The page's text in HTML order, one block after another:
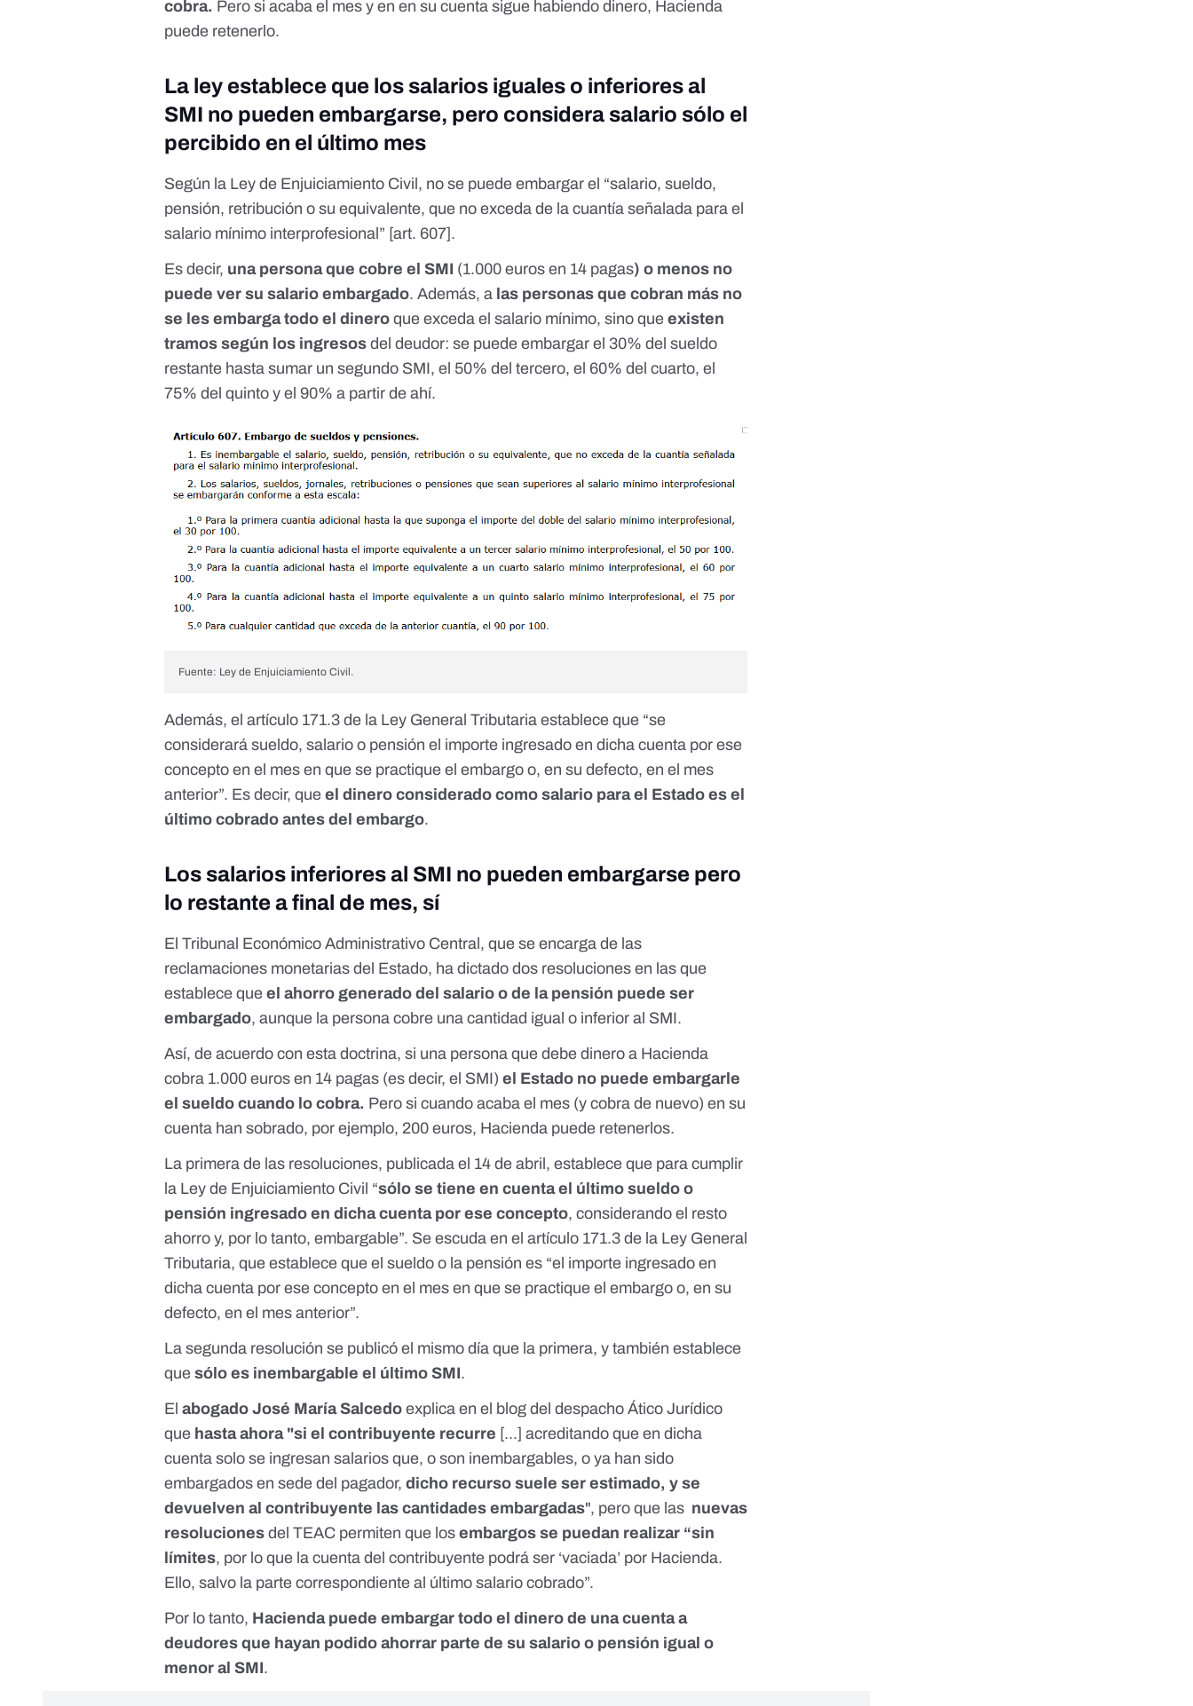
cobra. Pero si acaba el mes y en en su cuenta sigue habiendo dinero, Hacienda
puede retenerlo.
La ley establece que los salarios iguales o inferiores al
SMI no pueden embargarse, pero considera salario sólo el
percibido en el último mes
Según la Ley de Enjuiciamiento Civil, no se puede embargar el “salario, sueldo,
pensión, retribución o su equivalente, que no exceda de la cuantía señalada para el
salario mínimo interprofesional” [art. 607].
Es decir, una persona que cobre el SMI (1.000 euros en 14 pagas) o menos no
puede ver su salario embargado. Además, a las personas que cobran más no
se les embarga todo el dinero que exceda el salario mínimo, sino que existen
tramos según los ingresosdel deudor: se puede embargar el 30% del sueldo
restante hasta sumar un segundo SMI, el 50% del tercero, el 60% del cuarto, el
75% del quinto y el 90% a partir de ahí.
Fuente: Ley de Enjuiciamiento Civil.
Además, elartículo 171.3 de la Ley General Tributaria establece que “se
considerará sueldo, salario o pensión el importe ingresado en dicha cuenta por ese
concepto en el mes en que se practique el embargo o, en su defecto, en el mes
anterior”. Es decir, queel dinero considerado como salario para el Estado es el
último cobrado antes del embargo.
Los salarios inferiores al SMI no pueden embargarse pero
lo restante a final de mes, sí
El Tribunal Económico Administrativo Central, que se encarga de las
reclamaciones monetarias del Estado, ha dictado dos resoluciones en las que
establece queel ahorro generado del salario o de la pensión puede ser
embargado, aunque la persona cobre una cantidad igual o inferior al SMI.
Así, de acuerdo con esta doctrina, si una persona que debe dinero a Hacienda
cobra 1.000 euros en 14 pagas (es decir, el SMI)el Estado no puede embargarle
el sueldo cuando lo cobra. Pero si cuando acaba el mes (y cobra de nuevo) en su
cuenta han sobrado, por ejemplo, 200 euros, Hacienda puede retenerlos.
La primera de las resoluciones, publicada el 14 de abril , establece que para cumplir
la Ley de Enjuiciamiento Civil “sólo se tiene en cuenta el último sueldo o
pensión ingresado en dicha cuenta por ese concepto, considerando el resto
ahorro y, por lo tanto, embargable”. Se escuda en elartículo 171.3 de la Ley General
Tributaria, que establece que el sueldo o la pensión es “el importe ingresado en
dicha cuenta por ese concepto en el mes en que se practique el embargo o, en su
defecto, en el mes anterior”.
Lasegunda resolución se publicó el mismo día que la primera, y también establece
quesólo es inembargable el último SMI.
Elabogado José María Salcedoexplica en el blog del despacho Ático Jurídico
que hasta ahora "si el contribuyente recurre [...] acreditando que en dicha
cuenta solo se ingresan salarios que, o son inembargables, o ya han sido
embargados en sede del pagador,dicho recurso suele ser estimado, y se
devuelven al contribuyente las cantidades embargadas", pero que las nuevas
resoluciones del TEAC permiten que losembargos se puedan realizar “sin
límites, por lo que la cuenta del contribuyente podrá ser ‘vaciada’ por Hacienda.
Ello, salvo la parte correspondiente al último salario cobrado”.
Por lo tanto, Hacienda puede embargar todo el dinero de una cuenta a
deudores que hayan podido ahorrar parte de su salario o pensión igual o
menor al SMI.